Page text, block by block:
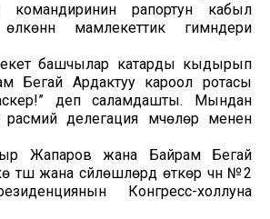
командиринин рапортун кабыл
мамлекеттик гимндери
башчылар катарды кыдырып
Бегай Ардактуу кароол ротасы
деп саламдашты. Мындан
делегация мүчөлөрү менен
Жапаров жана Байрам Бегай
жана сүйлөшүүлөрдү өткөрүү үчүн №2
Конгресс-холлуна